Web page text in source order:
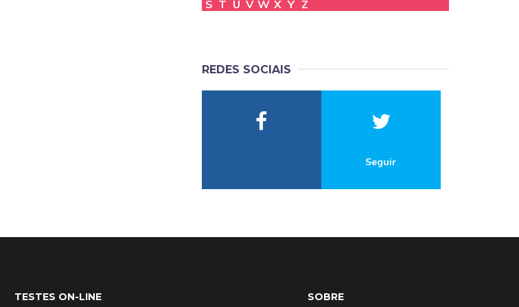
S T U V W X Y Z
REDES SOCIAIS
Seguir
TESTES ON-LINE SOBRE